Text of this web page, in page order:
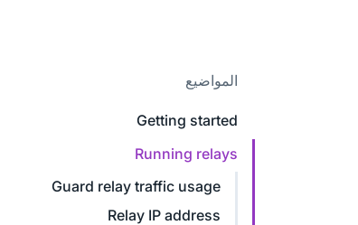
المواضيع
Getting started
Running relays
Guard relay traffic usage
Relay IP address